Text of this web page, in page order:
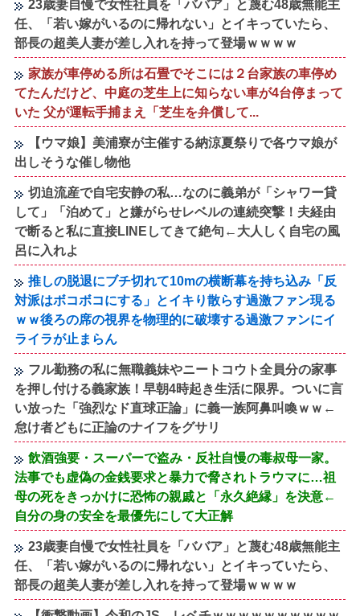
23歳妻自慢で女性社員を「ババア」と蔑む48歳無能主
任、「若い嫁がいるのに帰れない」とイキっていたら、
部長の超美人妻が差し入れを持って登場ｗｗｗｗ
家族が車停める所は石畳でそこには２台家族の車停め
てたんだけど、中庭の芝生上に知らない車が4台停まって
いた 父が運転手捕まえ「芝生を弁償して...
【ウマ娘】美浦寮が主催する納涼夏祭りで各ウマ娘が
出しそうな催し物他
切迫流産で自宅安静の私…なのに義弟が「シャワー貸
して」「泊めて」と嫌がらせレベルの連続突撃！夫経由
で断ると私に直接LINEしてきて絶句←大人しく自宅の風
呂に入れよ
推しの脱退にブチ切れて10mの横断幕を持ち込み「反
対派はボコボコにする」とイキり散らす過激ファン現る
ｗｗ後ろの席の視界を物理的に破壊する過激ファンにイ
ライラが止まらん
フル勤務の私に無職義妹やニートコウト全員分の家事
を押し付ける義家族！早朝4時起き生活に限界。ついに言
い放った「強烈なド直球正論」に義一族阿鼻叫喚ｗｗ←
怠け者どもに正論のナイフをグサリ
飲酒強要・スーパーで盗み・反社自慢の毒叔母一家。
法事でも虚偽の金銭要求と暴力で脅されトラウマに…祖
母の死をきっかけに恐怖の親戚と「永久絶縁」を決意←
自分の身の安全を最優先にして大正解
23歳妻自慢で女性社員を「ババア」と蔑む48歳無能主
任、「若い嫁がいるのに帰れない」とイキっていたら、
部長の超美人妻が差し入れを持って登場ｗｗｗｗ